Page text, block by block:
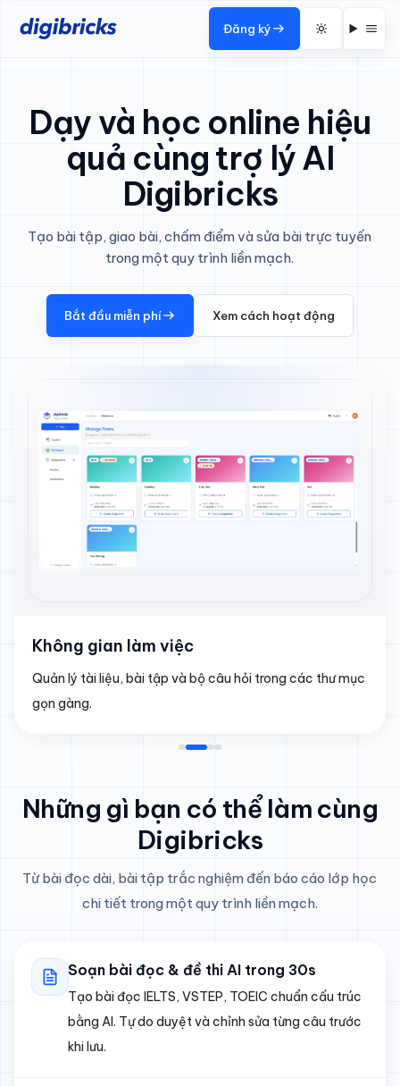
Đăng ký
Dạy và học online hiệu
quả cùng trợ lý AI
Digibricks
Tạo bài tập, giao bài, chấm điểm và sửa bài trực tuyến
trong một quy trình liền mạch.
Bắt đầu miễn phí Xem cách hoạt động
Không gian làm việc
Quản lý tài liệu, bài tập và bộ câu hỏi trong các thư mục
gọn gàng.
Những gì bạn có thể làm cùng
Digibricks
Từ bài đọc dài, bài tập trắc nghiệm đến báo cáo lớp học
chi tiết trong một quy trình liền mạch.
Soạn bài đọc & đề thi AI trong 30s
Tạo bài đọc IELTS, VSTEP, TOEIC chuẩn cấu trúc
bằng AI. Tự do duyệt và chỉnh sửa từng câu trước
khi lưu.